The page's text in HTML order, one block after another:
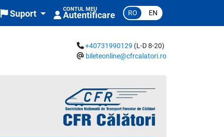
Suport CONTUL MEU
Autentificare RO EN
+40731990129 (L-D 8-20)
bileteonline@cfrcalatori.ro